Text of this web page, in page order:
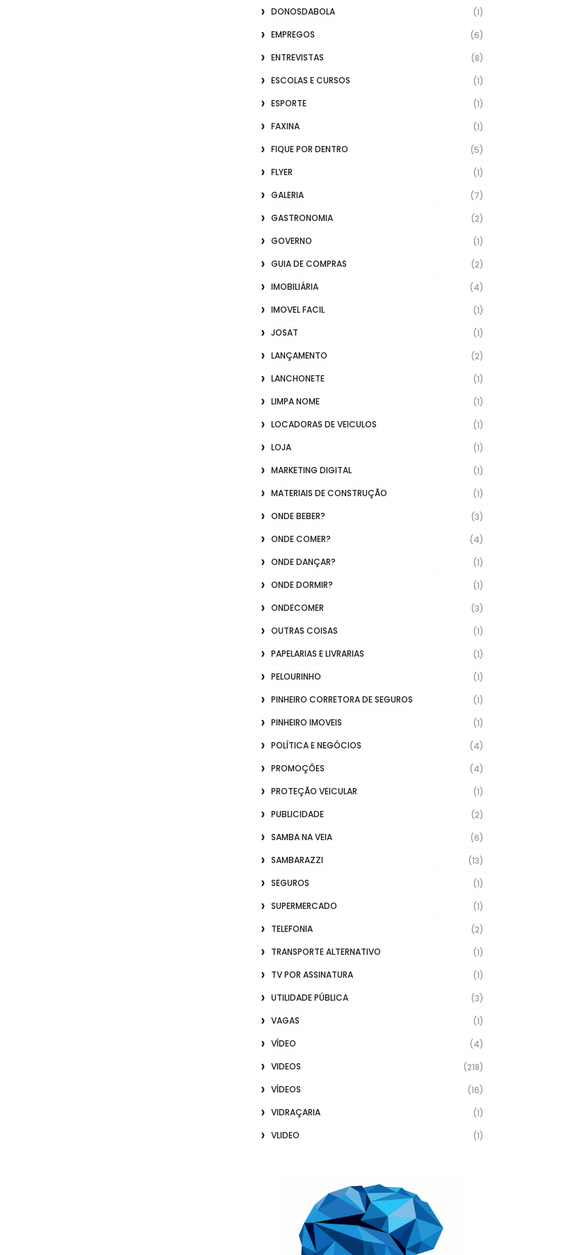
DONOSDABOLA
(1)
EMPREGOS
(6)
ENTREVISTAS
(8)
ESCOLAS E CURSOS
(1)
ESPORTE
(1)
FAXINA
(1)
FIQUE POR DENTRO
(5)
FLYER
(1)
GALERIA
(7)
GASTRONOMIA
(2)
GOVERNO
(1)
GUIA DE COMPRAS
(2)
IMOBILIÁRIA
(4)
IMOVEL FACIL
(1)
JOSAT
(1)
LANÇAMENTO
(2)
LANCHONETE
(1)
LIMPA NOME
(1)
LOCADORAS DE VEICULOS
(1)
LOJA
(1)
MARKETING DIGITAL
(1)
MATERIAIS DE CONSTRUÇÃO
(1)
ONDE BEBER?
(3)
ONDE COMER?
(4)
ONDE DANÇAR?
(1)
ONDE DORMIR?
(1)
ONDECOMER
(3)
OUTRAS COISAS
(1)
PAPELARIAS E LIVRARIAS
(1)
PELOURINHO
(1)
PINHEIRO CORRETORA DE SEGUROS
(1)
PINHEIRO IMOVEIS
(1)
POLÍTICA E NEGÓCIOS
(4)
PROMOÇÕES
(4)
PROTEÇÃO VEICULAR
(1)
PUBLICIDADE
(2)
SAMBA NA VEIA
(6)
SAMBARAZZI
(13)
SEGUROS
(1)
SUPERMERCADO
(1)
TELEFONIA
(2)
TRANSPORTE ALTERNATIVO
(1)
TV POR ASSINATURA
(1)
UTILIDADE PÚBLICA
(3)
VAGAS
(1)
VÍDEO
(4)
VIDEOS
(218)
VÍDEOS
(16)
VIDRAÇARIA
(1)
VLIDEO
(1)